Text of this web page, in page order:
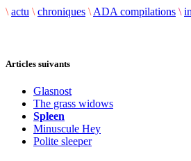
\ actu \ chroniques \ ADA compilations \
Articles suivants
Glasnost
The grass widows
Spleen
Minuscule Hey
Polite sleeper